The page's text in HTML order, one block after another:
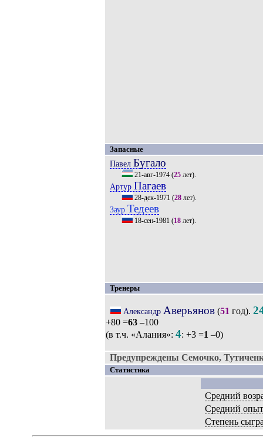
Запасные
Павел Бугало
21-авг-1974(25лет).
Артур Пагаев
28-дек-1971 (28лет).
Заур Тедеев
18-сен-1981 (18лет).
Тренеры
Александр Аверьянов(51 год).
+80 =63 –100
(в т.ч. «Алания»: 4: +3 =1 –0)
Предупреждены Семочко,
Статистика
Средний
Средний
Степень